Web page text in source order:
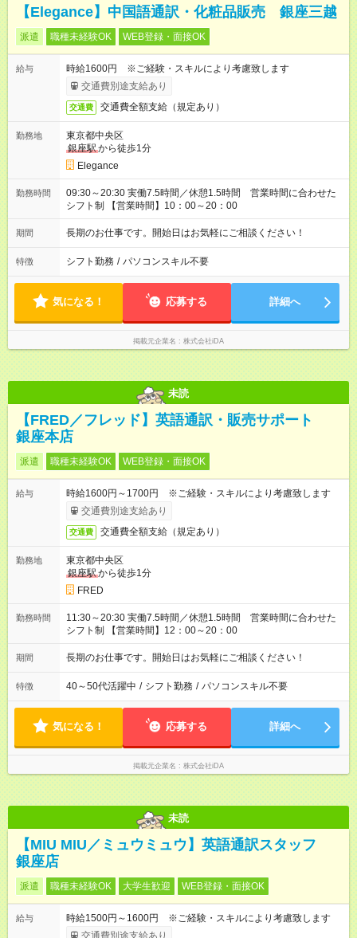
【Elegance】中国語通訳・化粧品販売 銀座三越
派遣 職種未経験OK WEB登録・面接OK
給与
時給1600円 ※ご経験・スキルにより考慮致します
交通費別途支給あり
交通費 交通費全額支給（規定あり）
勤務地
東京都中央区
銀座駅から徒歩1分
Elegance
勤務時間
09:30～20:30 実働7.5時間／休憩1.5時間 営業時間に合わせた
シフト制 【営業時間】10：00～20：00
期間 長期のお仕事です。開始日はお気軽にご相談ください！
特徴 シフト勤務 / パソコンスキル不要
気になる！ 応募する 詳細へ
掲載元企業名 株式会社iDA
未読
【FRED／フレッド】英語通訳・販売サポート
銀座本店
派遣 職種未経験OK WEB登録・面接OK
給与
時給1600円～1700円 ※ご経験・スキルにより考慮致します
交通費別途支給あり
交通費 交通費全額支給（規定あり）
勤務地
東京都中央区
銀座駅から徒歩1分
FRED
勤務時間
11:30～20:30 実働7.5時間／休憩1.5時間 営業時間に合わせた
シフト制 【営業時間】12：00～20：00
期間 長期のお仕事です。開始日はお気軽にご相談ください！
特徴 40～50代活躍中 / シフト勤務 / パソコンスキル不要
気になる！ 応募する 詳細へ
掲載元企業名 株式会社iDA
未読
【MIU MIU／ミュウミュウ】英語通訳スタッフ
銀座店
派遣 職種未経験OK 大学生歓迎 WEB登録・面接OK
給与
時給1500円～1600円 ※ご経験・スキルにより考慮致します
交通費別途支給あり